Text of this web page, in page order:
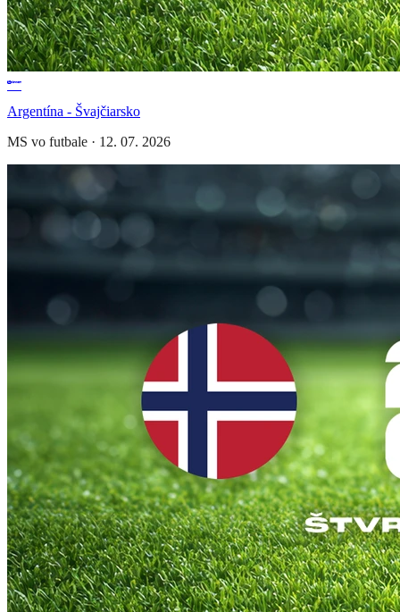
Argentína - Švajčiarsko
MS vo futbale · 12. 07. 2026